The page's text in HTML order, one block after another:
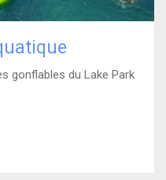
gonflables du Lake Park